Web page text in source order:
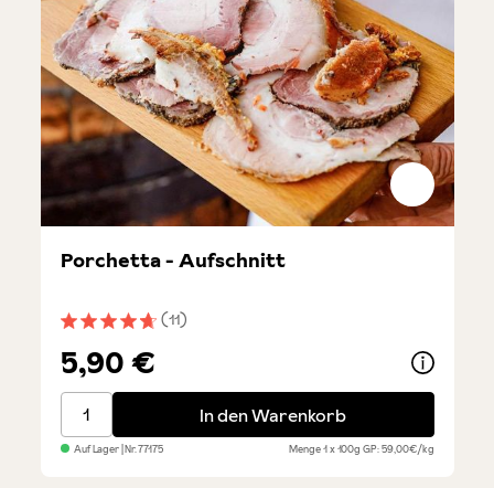
Durchschnittliche Bewertung von 4.8 von 5 Sternen
(11)
Porchetta - Aufschnitt
5,90 €
Porchetta - AufschnittIn den Warenkorb
Auf Lager| Nr.77175 Menge1 x 100gGP: 59,00€/kg